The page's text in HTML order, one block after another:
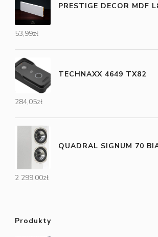
PRESTIGE DECOR MDF
53,99zł
TECHNAXX 4649 TX82
284,05zł
QUADRAL SIGNUM 70
2 299,00zł
Produkty